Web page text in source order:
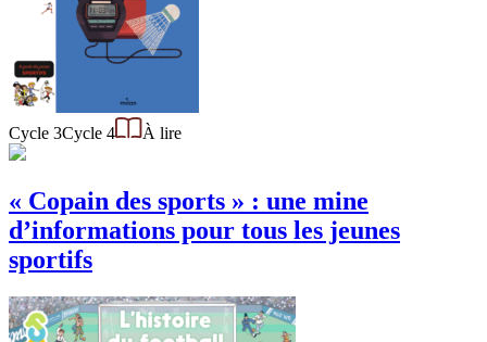
Cycle 3Cycle 4 À lire
« Copain des sports » : une mine
d’informations pour tous les jeunes
sportifs